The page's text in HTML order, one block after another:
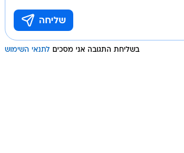
בשליחת התגובה אני מסכים לתנאי השימוש